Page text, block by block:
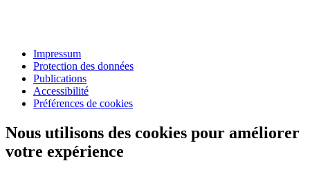
Impressum
Protection des données
Publications
Accessibilité
Préférences de cookies
Nous utilisons des cookies pour améliorer
votre expérience